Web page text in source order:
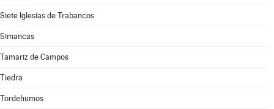
Siete Iglesias de Trabancos
Simancas
Tamariz de Campos
Tiedra
Tordehumos